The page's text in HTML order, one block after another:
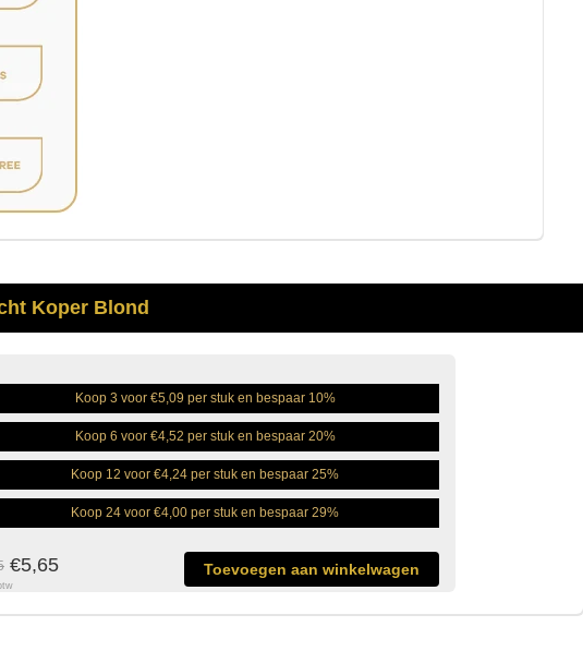
Koper Blond
Koop 3 voor €5,09 per stuk en bespaar 10%
Koop 6 voor €4,52 per stuk en bespaar 20%
Koop 12 voor €4,24 per stuk en bespaar 25%
Koop 24 voor €4,00 per stuk en bespaar 29%
€5,65